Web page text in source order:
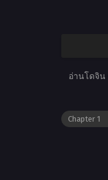
อ่านโดจิน